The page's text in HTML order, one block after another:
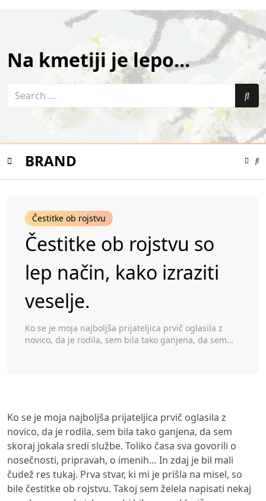
Na kmetiji je lepo…
Search
Menu
Toggle
BRAND
Color
Čestitke ob rojstvu
Čestitke ob rojstvu so
lep način, kako izraziti
veselje.
Ko se je moja najboljša prijateljica prvič oglasila z
novico, da je rodila, sem bila tako ganjena, da sem
Ko se je moja najboljša prijateljica prvič oglasila z
novico, da je rodila, sem bila tako ganjena, da sem
skoraj jokala sredi službe. Toliko časa sva govorili o
nosečnosti, pripravah, o imenih… In zdaj je bil mali
čudež res tukaj. Prva stvar, ki mi je prišla na misel, so
bile čestitke ob rojstvu. Takoj sem želela napisati nekaj